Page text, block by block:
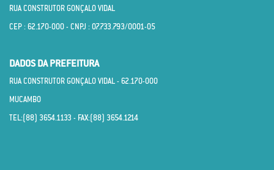
RUA CONSTRUTOR GONÇALO VIDAL
CEP : 62.170­-000 - CNPJ : 07.733.793/0001­-05
DADOS DA PREFEITURA
RUA CONSTRUTOR GONÇALO VIDAL - 62.170­-000
MUCAMBO
TEL:(88) 3654.1133 - FAX:(88) 3654.1214